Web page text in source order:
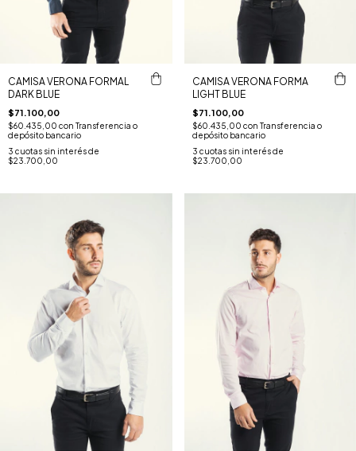
CAMISA VERONA FORMAL
DARK BLUE
$71.100,00
$60.435,00 con Transferencia o
depósito bancario
3 cuotas sin interés de
$23.700,00
CAMISA VERONA FORMA
LIGHT BLUE
$71.100,00
$60.435,00 con Transferencia o
depósito bancario
3 cuotas sin interés de
$23.700,00